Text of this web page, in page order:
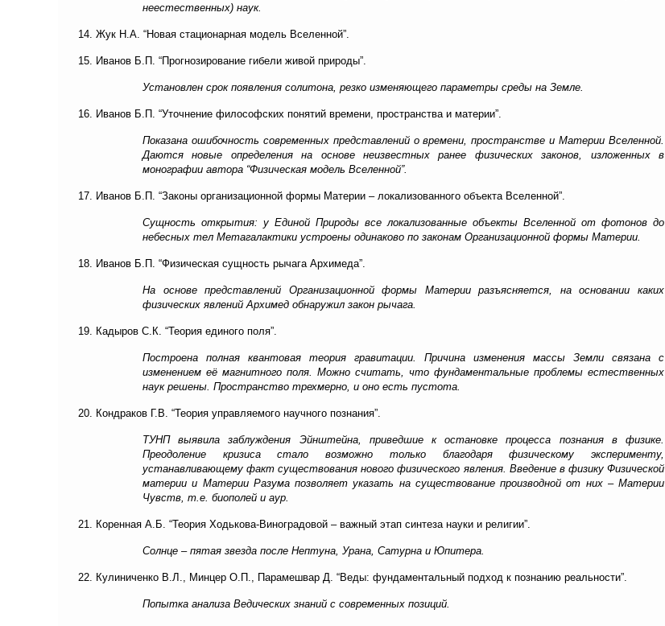
неестественных) наук.
14. Жук Н.А. “Новая стационарная модель Вселенной”.
15. Иванов Б.П. “Прогнозирование гибели живой природы”.
Установлен срок появления солитона, резко изменяющего параметры среды на Земле.
16. Иванов Б.П. “Уточнение философских понятий времени, пространства и материи”.
Показана ошибочность современных представлений о времени, пространстве и Материи Вселенной.
Даются новые определения на основе неизвестных ранее физических законов, изложенных в
монографии автора “Физическая модель Вселенной”.
17. Иванов Б.П. “Законы организационной формы Материи – локализованного объекта Вселенной”.
Сущность открытия: у Единой Природы все локализованные объекты Вселенной от фотонов до
небесных тел Метагалактики устроены одинаково по законам Организационной формы Материи.
18. Иванов Б.П. “Физическая сущность рычага Архимеда”.
На основе представлений Организационной формы Материи разъясняется, на основании каких
физических явлений Архимед обнаружил закон рычага.
19. Кадыров С.К. “Теория единого поля”.
Построена полная квантовая теория гравитации. Причина изменения массы Земли связана с
изменением её магнитного поля. Можно считать, что фундаментальные проблемы естественных
наук решены. Пространство трехмерно, и оно есть пустота.
20. Кондраков Г.В. “Теория управляемого научного познания”.
ТУНП выявила заблуждения Эйнштейна, приведшие к остановке процесса познания в физике.
Преодоление кризиса стало возможно только благодаря физическому эксперименту,
устанавливающему факт существования нового физического явления. Введение в физику Физической
материи и Материи Разума позволяет указать на существование производной от них – Материи
Чувств, т.е. биополей и аур.
21. Коренная А.Б. “Теория Ходькова-Виноградовой – важный этап синтеза науки и религии”.
Солнце – пятая звезда после Нептуна, Урана, Сатурна и Юпитера.
22. Кулиниченко В.Л., Минцер О.П., Парамешвар Д. “Веды: фундаментальный подход к познанию реальности”.
Попытка анализа Ведических знаний с современных позиций.